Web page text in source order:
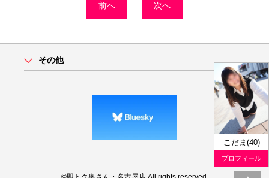
こだま(40)
プロフィール
前へ 次へ
その他